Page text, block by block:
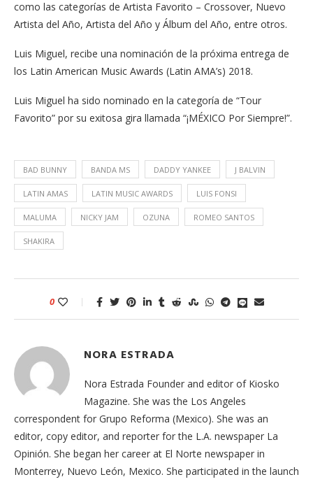
como las categorías de Artista Favorito – Crossover, Nuevo
Artista del Año, Artista del Año y Álbum del Año, entre otros.
Luis Miguel, recibe una nominación de la próxima entrega de
los Latin American Music Awards (Latin AMA’s) 2018.
Luis Miguel ha sido nominado en la categoría de “Tour
Favorito” por su exitosa gira llamada “¡MÉXICO Por Siempre!”.
BAD BUNNY BANDA MS DADDY YANKEE J BALVIN
LATIN AMAS LATIN MUSIC AWARDS LUIS FONSI
MALUMA NICKY JAM OZUNA ROMEO SANTOS
SHAKIRA
0
NORA ESTRADA
Nora Estrada Founder and editor of Kiosko
Magazine. She was the Los Angeles
correspondent for Grupo Reforma (Mexico). She was an
editor, copy editor, and reporter for the L.A. newspaper La
Opinión. She began her career at El Norte newspaper in
Monterrey, Nuevo León, Mexico. She participated in the launch